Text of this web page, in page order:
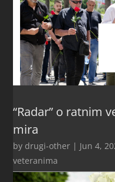
“Radar” o ratnim
mira
by drugi-other | Jun 4,
veteranima